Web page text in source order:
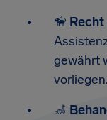
🦮
gewährt
vorliegen.
🦽